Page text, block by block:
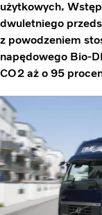
użytkowych.
dwuletniego
z powodzeniem
napędowego Bio-
CO2 aż o 95